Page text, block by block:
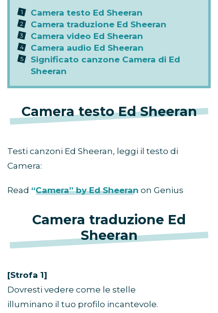
Camera testo Ed Sheeran
Camera traduzione Ed Sheeran
Camera video Ed Sheeran
Camera audio Ed Sheeran
Significato canzone Camera di Ed
Sheeran
Camera testo Ed Sheeran
Testi canzoni Ed Sheeran, leggi il testo di
Camera:
Read “Camera” by Ed Sheeran on Genius
Camera traduzione Ed
Sheeran
[Strofa 1]
Dovresti vedere come le stelle
illuminano il tuo profilo incantevole.